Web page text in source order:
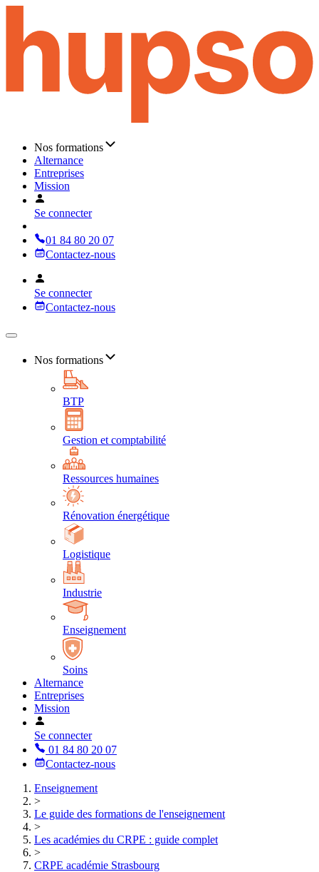
Nos formations
Alternance
Entreprises
Mission
Se connecter
01 84 80 20 07
Contactez-nous
Se connecter
Contactez-nous
Nos formations
BTP
Gestion et comptabilité
Ressources humaines
Rénovation énergétique
Logistique
Industrie
Enseignement
Soins
Alternance
Entreprises
Mission
Se connecter
01 84 80 20 07
Contactez-nous
Enseignement
>
Le guide des formations de l'enseignement
>
Les académies du CRPE : guide complet
>
CRPE académie Strasbourg